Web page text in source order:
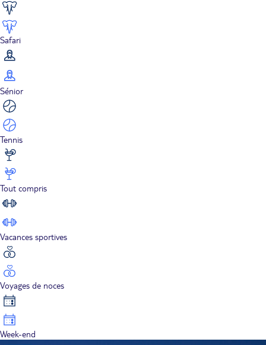
Safari
Sénior
Tennis
Tout compris
Vacances sportives
Voyages de noces
Week-end